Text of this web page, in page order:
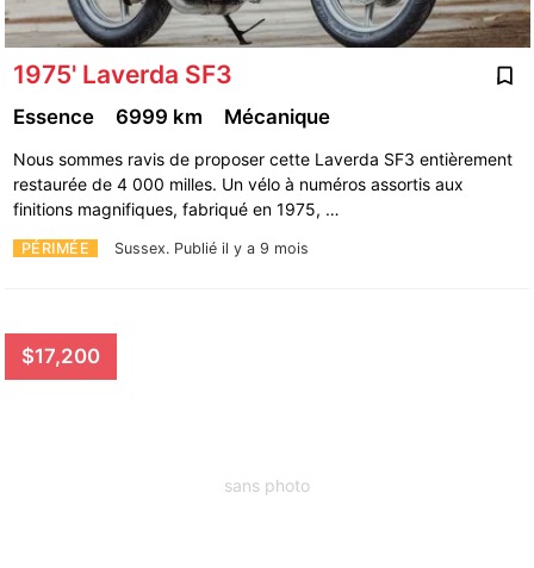
1975' Laverda SF3
PÉRIMÉE Sussex. Publié il y a 9 mois
Essence 6999 km Mécanique
Nous sommes ravis de proposer cette Laverda SF3 entièrement
restaurée de 4 000 milles. Un vélo à numéros assortis aux
finitions magnifiques, fabriqué en 1975, …
sans photo
$17,200